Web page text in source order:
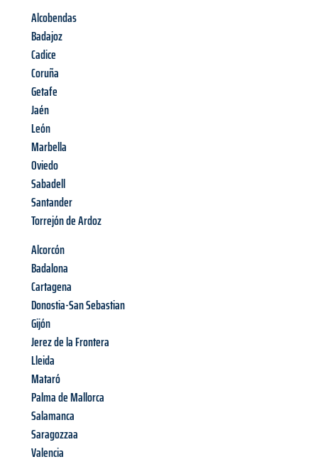
Alcobendas
Badajoz
Cadice
Coruña
Getafe
Jaén
León
Marbella
Oviedo
Sabadell
Santander
Torrejón de Ardoz
Alcorcón
Badalona
Cartagena
Donostia-San Sebastian
Gijón
Jerez de la Frontera
Lleida
Mataró
Palma de Mallorca
Salamanca
Saragozzaa
Valencia